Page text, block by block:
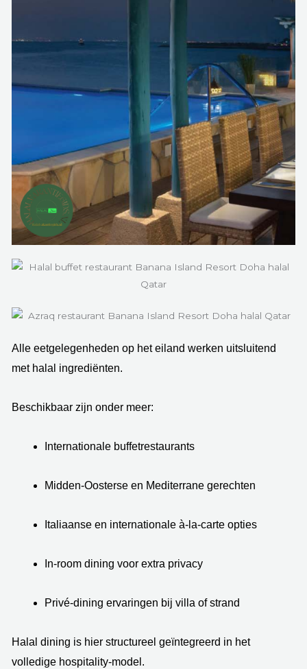
Alle eetgelegenheden op het eiland werken uitsluitend
met halal ingrediënten.
Beschikbaar zijn onder meer:
Internationale buffetrestaurants
Midden-Oosterse en Mediterrane gerechten
Italiaanse en internationale à-la-carte opties
In-room dining voor extra privacy
Privé-dining ervaringen bij villa of strand
Halal dining is hier structureel geïntegreerd in het
volledige hospitality-model.